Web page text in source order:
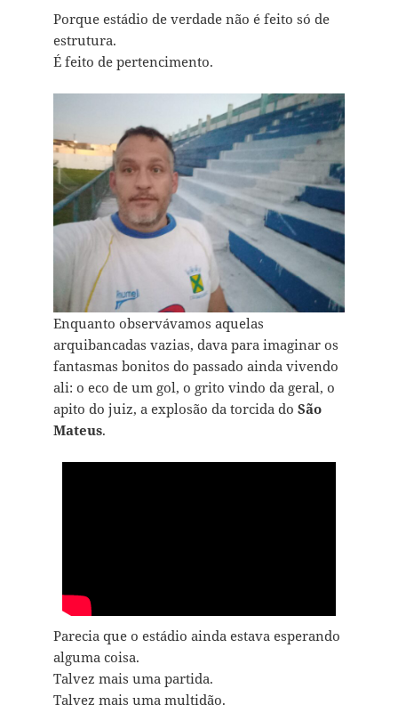
Porque estádio de verdade não é feito só de
estrutura.
É feito de pertencimento.
Enquanto observávamos aquelas
arquibancadas vazias, dava para imaginar os
fantasmas bonitos do passado ainda vivendo
ali: o eco de um gol, o grito vindo da geral, o
apito do juiz, a explosão da torcida do São
Mateus.
Parecia que o estádio ainda estava esperando
alguma coisa.
Talvez mais uma partida.
Talvez mais uma multidão.